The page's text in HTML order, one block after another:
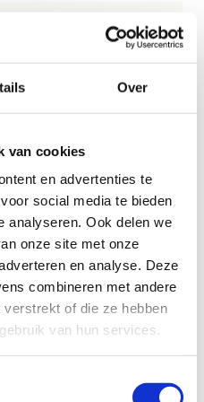
Over
van cookies
en advertenties te
social media te bieden
analyseren. Ook delen we
onze site met onze
en analyse. Deze
combineren met andere
of die ze hebben
van hun services.
krijgen de leerlingen
Maak je geen
sportieve momenten
begeleid door onze
ons centrum kan de
activiteiten
uitzien:
op de planning staan?
voor eenniet-
van heel watles-
. Ideaal voor een
of andere
hebben we een grote
voorzien een beamer,
activiteiten
kijker